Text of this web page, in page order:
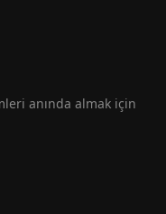
anında almak için